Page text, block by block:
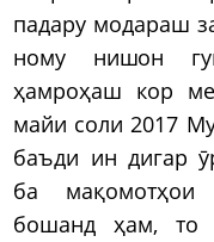
падару модараш
ному нишон
ҳамроҳаш кор
майи соли 2017
баъди ин дигар
ба мақомотҳои
бошанд ҳам, то